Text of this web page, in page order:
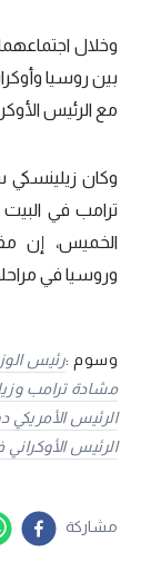
وخلال
بين روسيا
مع الرئيس
وكان زيلينسكي
ترامب في
الخميس، إن
وروسيا في
وسوم :رئيس
مشادة ترامب
الرئيس الأمريكي
الرئيس
مشاركة